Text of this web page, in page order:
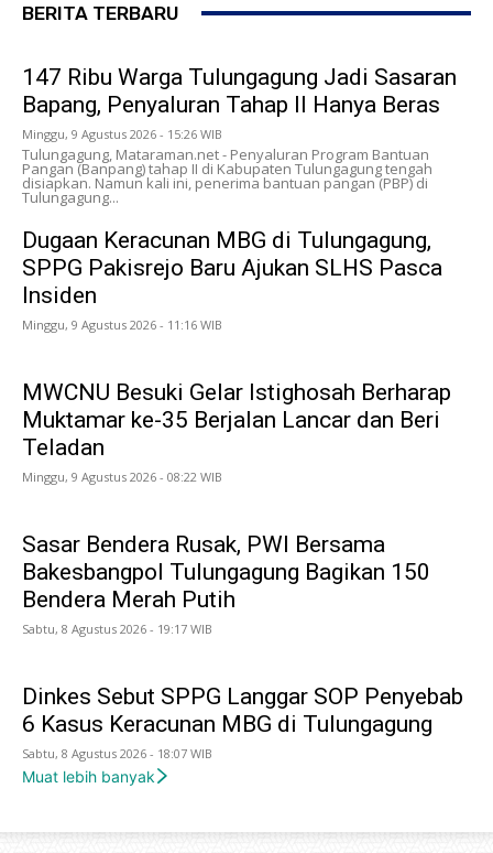
BERITA TERBARU
147 Ribu Warga Tulungagung Jadi Sasaran
Bapang, Penyaluran Tahap II Hanya Beras
Minggu, 9 Agustus 2026 - 15:26 WIB
Tulungagung, Mataraman.net - Penyaluran Program Bantuan
Pangan (Banpang) tahap II di Kabupaten Tulungagung tengah
disiapkan. Namun kali ini, penerima bantuan pangan (PBP) di
Tulungagung...
Dugaan Keracunan MBG di Tulungagung,
SPPG Pakisrejo Baru Ajukan SLHS Pasca
Insiden
Minggu, 9 Agustus 2026 - 11:16 WIB
MWCNU Besuki Gelar Istighosah Berharap
Muktamar ke-35 Berjalan Lancar dan Beri
Teladan
Minggu, 9 Agustus 2026 - 08:22 WIB
Sasar Bendera Rusak, PWI Bersama
Bakesbangpol Tulungagung Bagikan 150
Bendera Merah Putih
Sabtu, 8 Agustus 2026 - 19:17 WIB
Dinkes Sebut SPPG Langgar SOP Penyebab
6 Kasus Keracunan MBG di Tulungagung
Sabtu, 8 Agustus 2026 - 18:07 WIB
Muat lebih banyak